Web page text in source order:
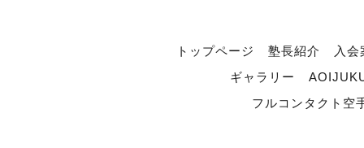
トップページ 塾長紹介
入
ギャラリー
フルコンタクト空